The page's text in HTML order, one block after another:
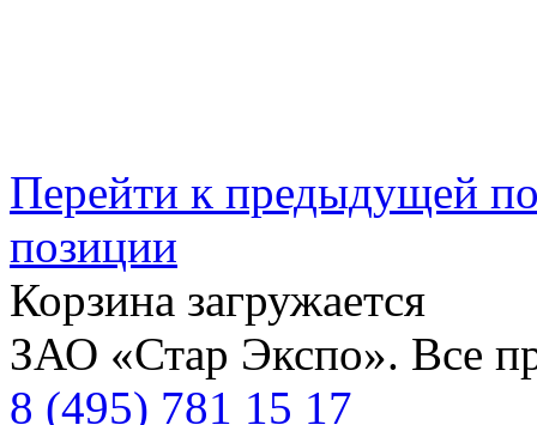
Перейти к предыдущей
позиции
Корзина загружается
ЗАО «Стар Экспо». Все
8 (495) 781 15 17